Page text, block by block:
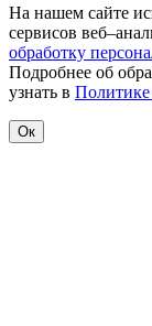
На нашем сайте
сервисов
обработку
Подробнее об
узнать в Политике
Ок